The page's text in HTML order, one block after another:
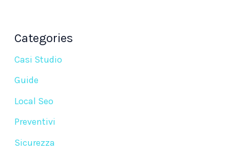
Categories
Casi Studio
Guide
Local Seo
Preventivi
Sicurezza